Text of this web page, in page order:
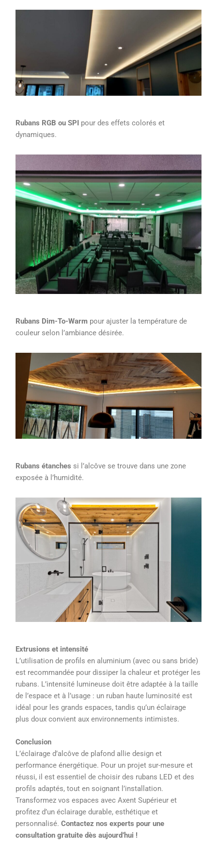
Rubans RGB ou SPI pour des effets colorés et
dynamiques.
Rubans Dim-To-Warm pour ajuster la température de
couleur selon l’ambiance désirée.
Rubans étanches si l’alcôve se trouve dans une zone
exposée à l’humidité.
Extrusions et intensité
L’utilisation de profils en aluminium (avec ou sans bride)
est recommandée pour dissiper la chaleur et protéger les
rubans. L’intensité lumineuse doit être adaptée à la taille
de l’espace et à l’usage : un ruban haute luminosité est
idéal pour les grands espaces, tandis qu’un éclairage
plus doux convient aux environnements intimistes.
Conclusion
L’éclairage d’alcôve de plafond allie design et
performance énergétique. Pour un projet sur-mesure et
réussi, il est essentiel de choisir des rubans LED et des
profils adaptés, tout en soignant l’installation.
Transformez vos espaces avec Axent Supérieur et
profitez d’un éclairage durable, esthétique et
personnalisé.Contactez nos experts pour une
consultation gratuite dès aujourd’hui !